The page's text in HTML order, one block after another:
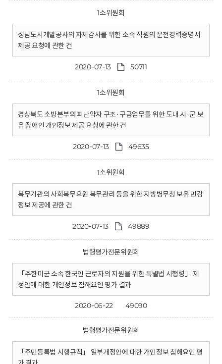
1소위원회
성남도시개발공사의 자체감사를 위한 소속 직원의 운전경력증명서
제공 요청에 관한 건
2020-07-13 50711
1소위원회
경상북도 소방본부의 피난약자 구조·구급업무를 위한 도내 시·군 보
유 장애인 개인정보 제공 요청에 관한 건
2020-07-13 49635
1소위원회
복무기관의 사회복무요원 복무관리 등을 위한 지방병무청 보유 민감
정보 제공에 관한 건
2020-07-13 49889
법령평가전문위원회
「주한미군 소속 한국인 근로자의 지원을 위한 특별법 시행령」 제
정안에 대한 개인정보 침해요인 평가 결과
2020-06-22 49090
법령평가전문위원회
「주민등록법 시행규칙」 일부개정안에 대한 개인정보 침해요인 평